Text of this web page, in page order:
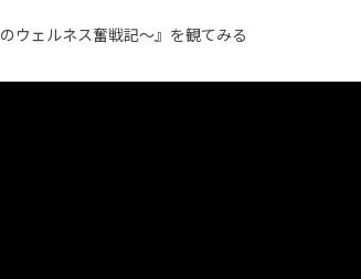
ウェルネス奮戦記〜』を観てみる